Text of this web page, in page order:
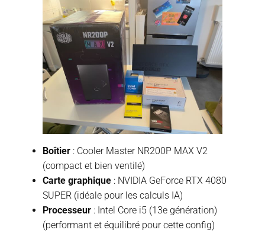
Boîtier : Cooler Master NR200P MAX V2
(compact et bien ventilé)
Carte graphique : NVIDIA GeForce RTX 4080
SUPER (idéale pour les calculs IA)
Processeur : Intel Core i5 (13e génération)
(performant et équilibré pour cette config)